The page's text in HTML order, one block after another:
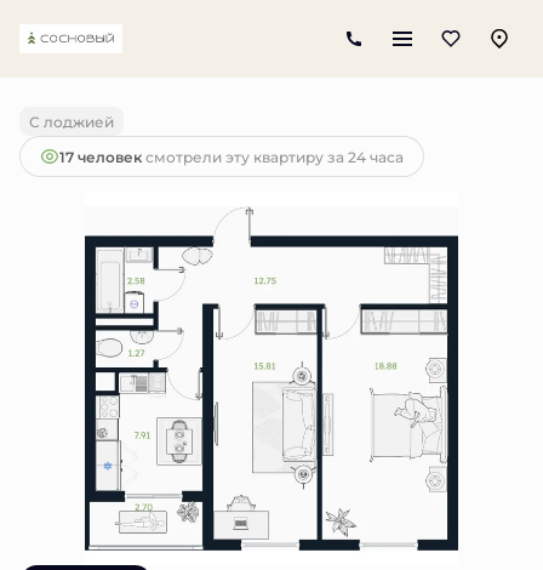
2-комнатная 5 400 000 руб.
С лоджией
17 человексмотрели эту квартиру за 24 часа